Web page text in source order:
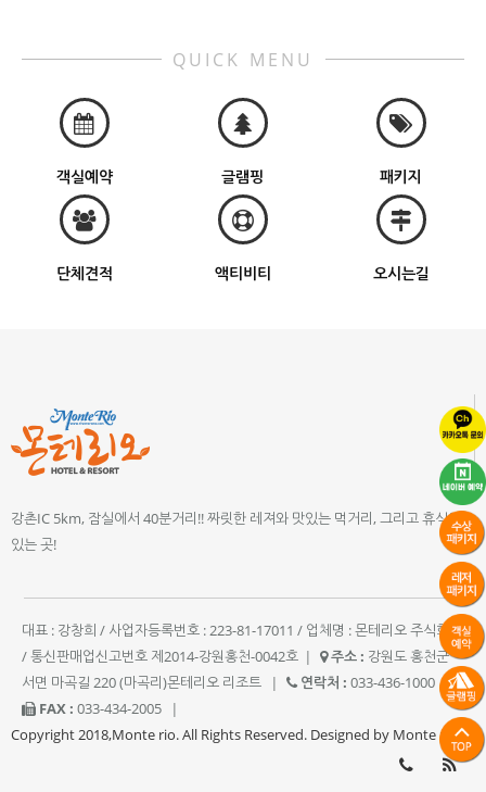
QUICK MENU
객실예약 글램핑 패키지
단체견적 액티비티 오시는길
강촌IC 5km, 잠실에서 40분거리!! 짜릿한 레져와 맛있는 먹거리, 그리고 휴식이
있는 곳!
대표 : 강창희 / 사업자등록번호 : 223-81-17011 / 업체명 : 몬테리오 주식회사
/ 통신판매업신고번호 제2014-강원홍천-0042호 | 주소 : 강원도 홍천군
서면 마곡길 220 (마곡리)몬테리오 리조트
| 연락처 : 033-436-1000
|
FAX : 033-434-2005
|
Copyright 2018,Monte rio. All Rights Reserved. Designed by Monte rio.